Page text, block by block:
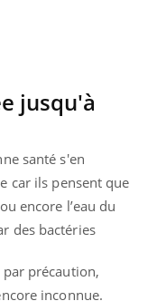
jusqu'à
santé s'en
car ils pensent que
encore l’eau du
des bactéries
précaution,
inconnue.